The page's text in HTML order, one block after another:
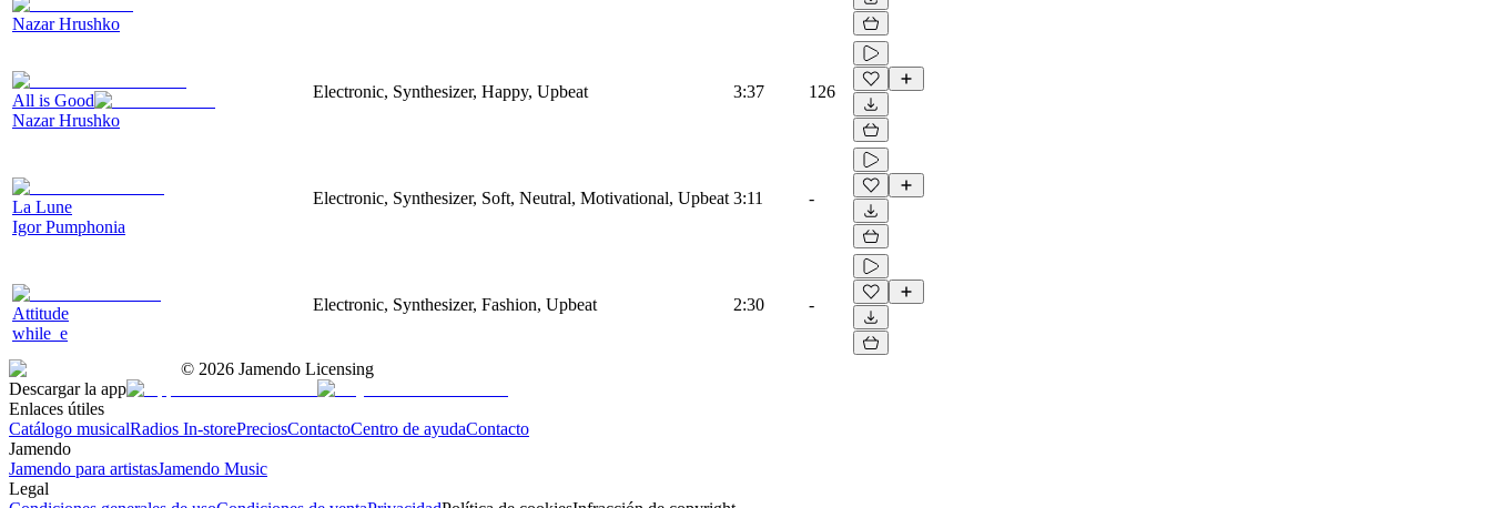
Nazar Hrushko
All is Good
Nazar Hrushko
Electronic, Synthesizer, Happy, Upbeat 3:37 126
La Lune
Igor Pumphonia
Electronic, Synthesizer, Soft, Neutral, Motivational, Upbeat 3:11 -
Attitude
while_e
Electronic, Synthesizer, Fashion, Upbeat 2:30 -
© 2026 Jamendo Licensing
Descargar la app
Enlaces útiles
Catálogo musicalRadios In-storePreciosContactoCentro de ayudaContacto
Jamendo
Jamendo para artistasJamendo Music
Legal